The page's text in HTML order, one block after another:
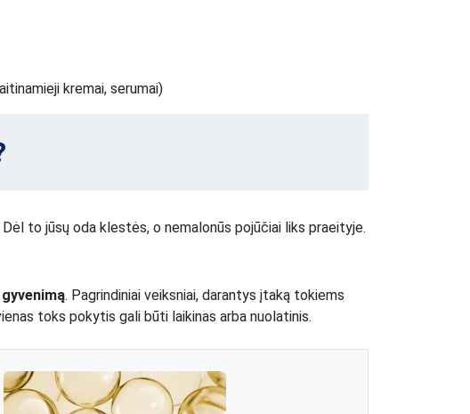
kremai, serumai)
to jūsų oda klestės, o nemalonūs pojūčiai liks praeityje.
. Pagrindiniai veiksniai, darantys įtaką tokiems
toks pokytis gali būti laikinas arba nuolatinis.